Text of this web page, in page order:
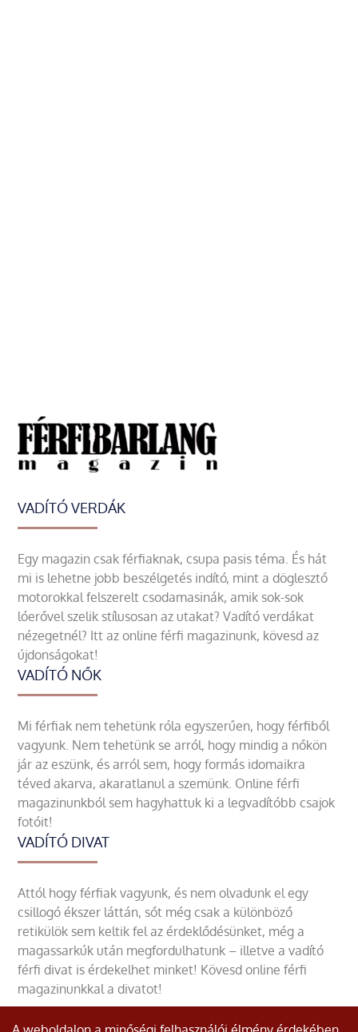
VADÍTÓ VERDÁK
Egy magazin csak férfiaknak, csupa pasis téma. És hát
mi is lehetne jobb beszélgetés indító, mint a döglesztő
motorokkal felszerelt csodamasinák, amik sok-sok
lóerővel szelik stílusosan az utakat? Vadító verdákat
nézegetnél? Itt az online férfi magazinunk, kövesd az
újdonságokat!
VADÍTÓ NŐK
Mi férfiak nem tehetünk róla egyszerűen, hogy férfiből
vagyunk. Nem tehetünk se arról, hogy mindig a nőkön
jár az eszünk, és arról sem, hogy formás idomaikra
téved akarva, akaratlanul a szemünk. Online férfi
magazinunkból sem hagyhattuk ki a legvadítóbb csajok
fotóit!
VADÍTÓ DIVAT
Attól hogy férfiak vagyunk, és nem olvadunk el egy
csillogó ékszer láttán, sőt még csak a különböző
retikülök sem keltik fel az érdeklődésünket, még a
magassarkúk után megfordulhatunk – illetve a vadító
férfi divat is érdekelhet minket! Kövesd online férfi
magazinunkkal a divatot!